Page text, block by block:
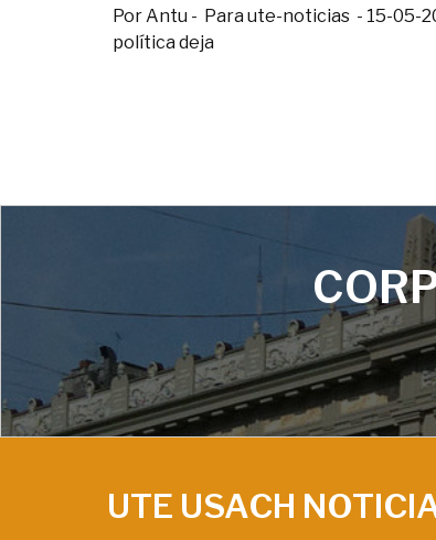
Por Antu - Para ute-noticias - 15-05-
política deja
UTE USACH